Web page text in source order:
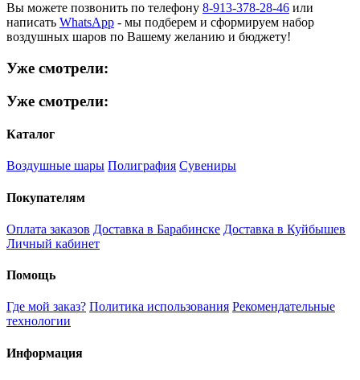
Вы можете позвонить по телефону 8-913-378-28-46 или
написать WhatsApp - мы подберем и сформируем набор
воздушных шаров по Вашему желанию и бюджету!
Уже смотрели:
Уже смотрели:
Каталог
Воздушные шары Полиграфия Сувениры
Покупателям
Оплата заказов Доставка в Барабинске Доставка в Куйбышев
Личный кабинет
Помощь
Где мой заказ? Политика использования Рекомендательные
технологии
Информация